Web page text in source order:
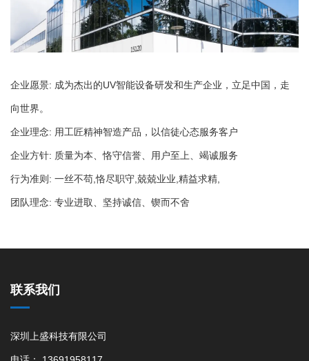
企业愿景: 成为杰出的UV智能设备研发和生产企业，立足中国，走
向世界。
企业理念: 用工匠精神智造产品，以信徒心态服务客户
企业方针: 质量为本、恪守信誉、用户至上、竭诚服务
行为准则: 一丝不苟,恪尽职守,兢兢业业,精益求精,
团队理念: 专业进取、坚持诚信、锲而不舍
联系我们
深圳上盛科技有限公司